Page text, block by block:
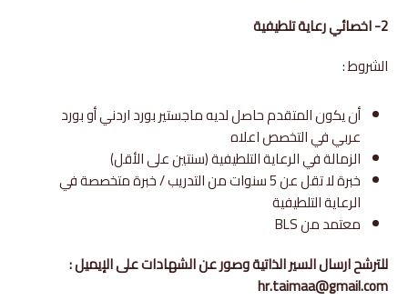
2- اخصائي رعاية تلطيفية
الشروط :
أن يكون المتقدم حاصل لديه ماجستير بورد اردني أو بورد
عربي في التخصص اعلاه
الزمالة في الرعاية التلطيفية (سنتين على الأقل)
خبرة لا تقل عن 5 سنوات من التدريب / خبرة متخصصة في
الرعاية التلطيفية
معتمد من BLS
للترشح ارسال السير الذاتية وصور عن الشهادات على الإيميل :
hr.taimaa@gmail.com